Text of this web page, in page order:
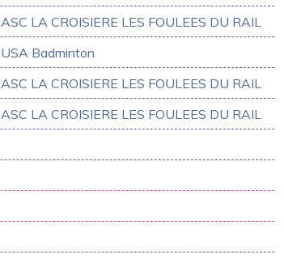
ASC LA CROISIERE LES FOULEES DU RAIL
USA Badminton
ASC LA CROISIERE LES FOULEES DU RAIL
ASC LA CROISIERE LES FOULEES DU RAIL